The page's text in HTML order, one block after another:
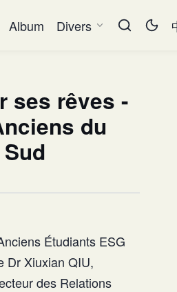
Album Divers
ses rêves -
du
Étudiants ESG
Dr Xiuxian QIU,
des Relations